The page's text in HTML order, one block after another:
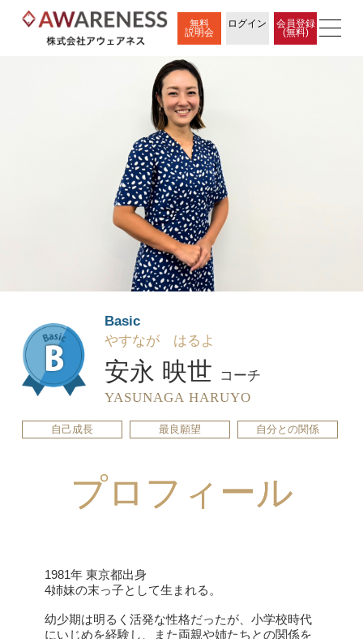
無料
説明会
ログイン
会員登録
(無料)
Basic
やすなが はるよ
安永 映世
コーチ
YASUNAGA HARUYO
自己成長 最良願望 自分との関係
プロフィール
1981年 東京都出身
4姉妹の末っ子として生まれる。
幼少期は明るく活発な性格だったが、小学校時代
にいじめを経験し、また両親や姉たちとの関係を